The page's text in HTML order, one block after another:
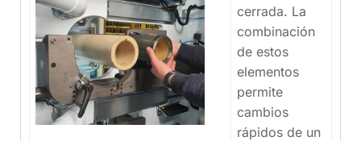
cerrada. La
combinación
de estos
elementos
permite
cambios
rápidos de un